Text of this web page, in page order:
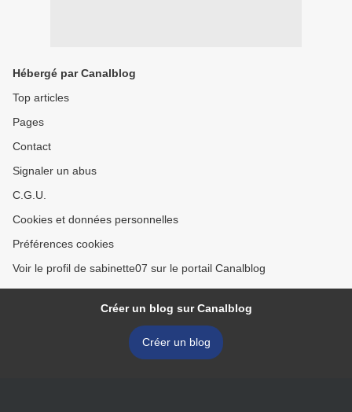
Hébergé par Canalblog
Top articles
Pages
Contact
Signaler un abus
C.G.U.
Cookies et données personnelles
Préférences cookies
Voir le profil de sabinette07 sur le portail Canalblog
Créer un blog sur Canalblog
Créer un blog